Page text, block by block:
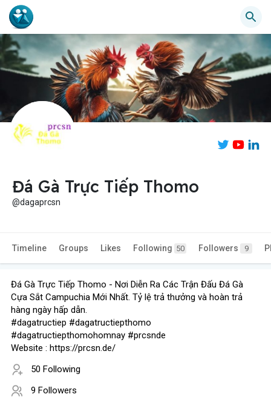
Đá Gà Trực Tiếp Thomo
@dagaprcsn
Timeline Groups Likes Following 50 Followers 9
Đá Gà Trực Tiếp Thomo - Nơi Diễn Ra Các Trận Đấu Đá Gà
Cựa Sắt Campuchia Mới Nhất. Tỷ lệ trả thưởng và hoàn trả
hàng ngày hấp dẫn.
#dagatructiep #dagatructiepthomo
#dagatructiepthomohomnay #prcsnde
Website : https://prcsn.de/
50 Following
9 Followers